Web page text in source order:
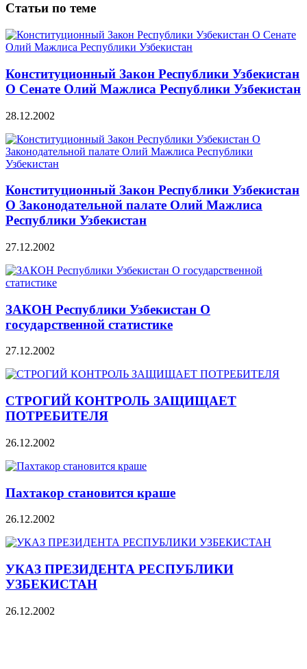
Статьи по теме
Конституционный Закон Республики Узбекистан
О Сенате Олий Мажлиса Республики Узбекистан
28.12.2002
Конституционный Закон Республики Узбекистан
О Законодательной палате Олий Мажлиса
Республики Узбекистан
27.12.2002
ЗАКОН Республики Узбекистан О
государственной статистике
27.12.2002
СТРОГИЙ КОНТРОЛЬ ЗАЩИЩАЕТ
ПОТРЕБИТЕЛЯ
26.12.2002
Пахтакор становится краше
26.12.2002
УКАЗ ПРЕЗИДЕНТА РЕСПУБЛИКИ
УЗБЕКИСТАН
26.12.2002